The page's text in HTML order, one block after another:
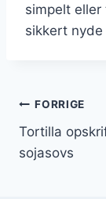
simpelt
sikkert
FORRIGE
Tortilla
sojasovs